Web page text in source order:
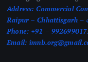
Address: Commercial
Raipur – Chhattisgarh –
Phone: +91 –
Email: